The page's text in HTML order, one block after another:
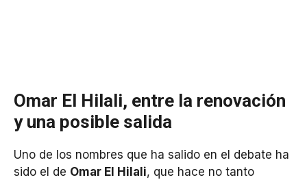
Omar El Hilali, entre la renovación
y una posible salida
Uno de los nombres que ha salido en el debate ha
sido el de Omar El Hilali, que hace no tanto